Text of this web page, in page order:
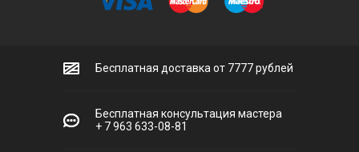
Бесплатная доставка от 7777 рублей
Бесплатная консультация мастера
+ 7 963 633-08-81